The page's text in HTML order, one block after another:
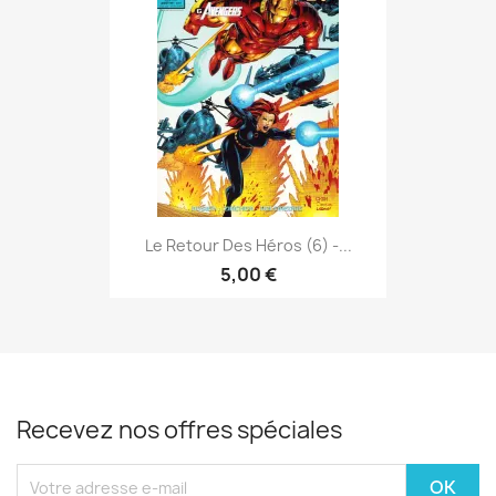
Le Retour Des Héros (6) -...
5,00 €
Recevez nos offres spéciales